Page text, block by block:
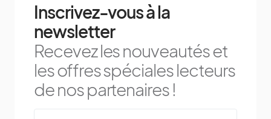
Inscrivez-vous à la
newsletter
Recevez les nouveautés et
les offres spéciales lecteurs
de nos partenaires !